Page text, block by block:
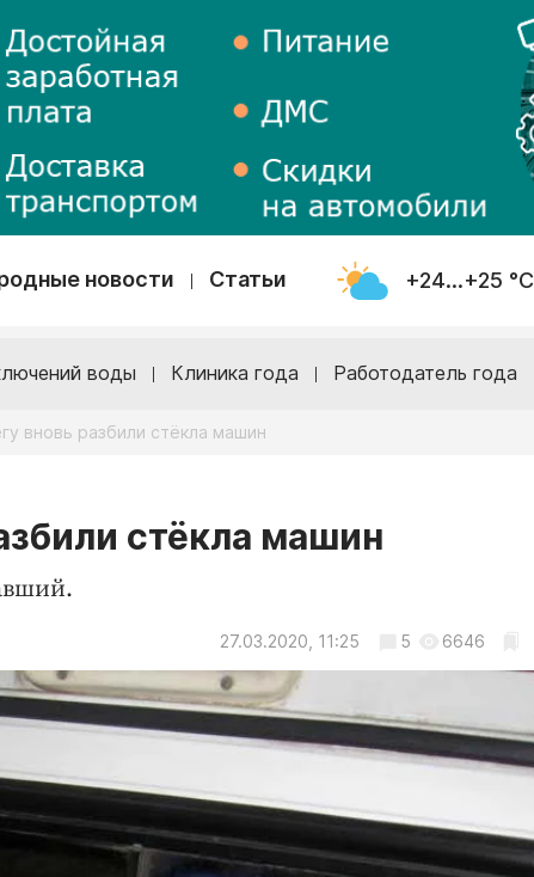
новости Статьи +24...+25 °С
воды Клиника года Работодатель года
вновь разбили стёкла машин
стёкла машин
27.03.2020, 11:25 5 6646